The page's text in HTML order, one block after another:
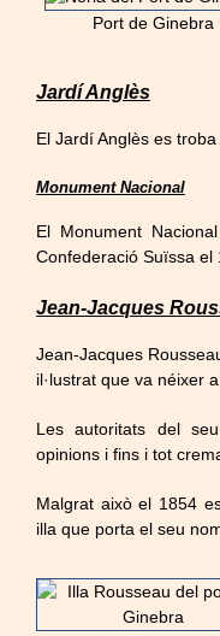
Port de Ginebra
Jardí Anglès
El Jardí Anglès es
Monument Nacional
El Monument
Confederació Suïssa el
Jean-Jacques
Jean-Jacques
il·lustrat que va néixer
Les autoritats del
opinions i fins i tot
Malgrat això el 1854
illa que porta el seu